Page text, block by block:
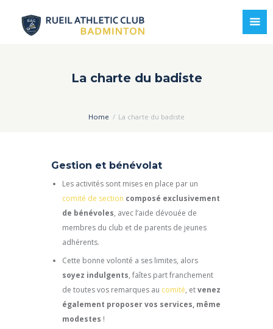
La charte du badiste
Home La charte du badiste
Gestion et bénévolat
Les activités sont mises en place par un
comité de section composé exclusivement
de bénévoles, avec l’aide dévouée de
membres du club et de parents de jeunes
adhérents.
Cette bonne volonté a ses limites, alors
soyez indulgents, faîtes part franchement
de toutes vos remarques au comité, etvenez
également proposer vos services, même
modestes !